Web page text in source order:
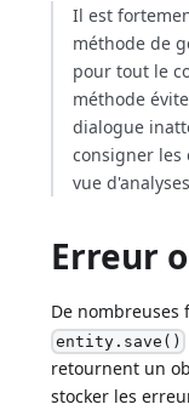
Il est
méthode de
pour tout le
méthode
dialogue
consigner les
vue
Erreur
De nombreuses
entity.save()
retournent un
stocker les